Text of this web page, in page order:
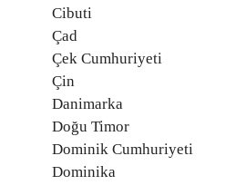
Cibuti
Çad
Çek Cumhuriyeti
Çin
Danimarka
Doğu Timor
Dominik Cumhuriyeti
Dominika